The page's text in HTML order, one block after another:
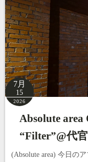
7月
15
2026
Absolute
“Filter”@代
(Absolute area) 今日の